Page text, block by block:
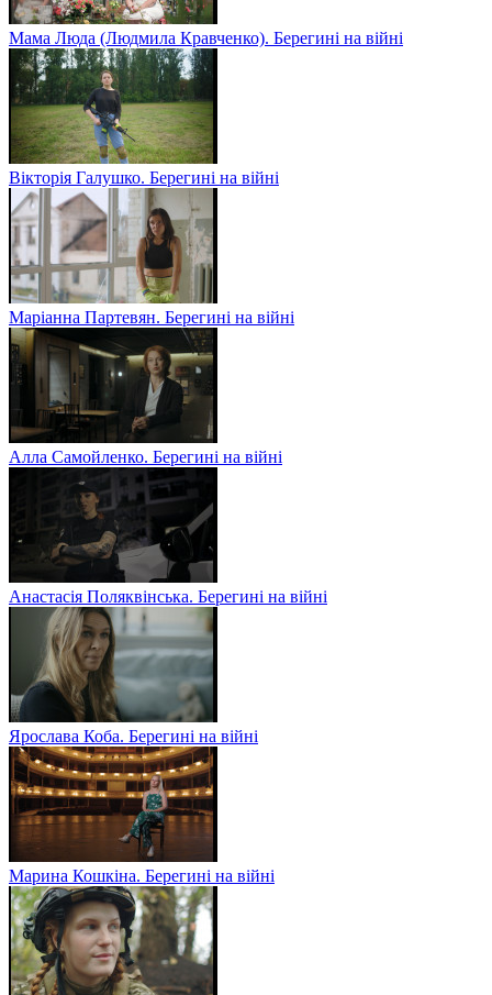
Мама Люда (Людмила Кравченко). Берегині на війні
Вікторія Галушко. Берегині на війні
Маріанна Партевян. Берегині на війні
Алла Самойленко. Берегині на війні
Анастасія Поляквінська. Берегині на війні
Ярослава Коба. Берегині на війні
Марина Кошкіна. Берегині на війні